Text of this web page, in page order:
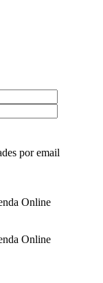
por email